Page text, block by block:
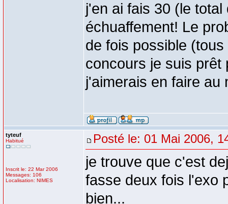
j'en ai fais 30 (le
échuaffement! Le
de fois possible
concours je suis prêt
j'aimerais en faire au
tyteuf
Habitué
Inscrit le: 22 Mar 2006
Messages: 106
Localisation: NIMES
Posté le: 01 Mai 2006,
je trouve que c'est
fasse deux fois l'exo
bien...